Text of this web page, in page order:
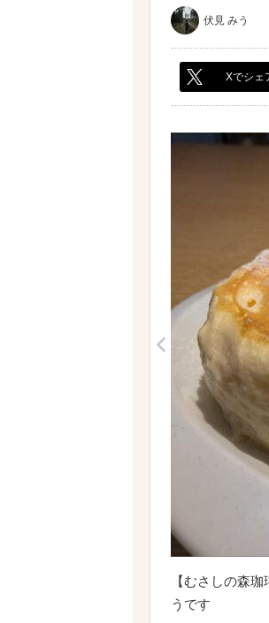
伏見 みう
Xでシェ
【むさしの森
うです